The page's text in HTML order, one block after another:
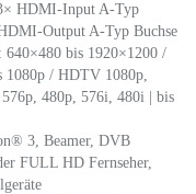
HDMI-Input A-Typ
Output A-Typ Buchse
640×480 bis 1920×1200 /
1080p / HDTV 1080p,
480p, 576i, 480i | bis
3, Beamer, DVB
FULL HD Fernseher,